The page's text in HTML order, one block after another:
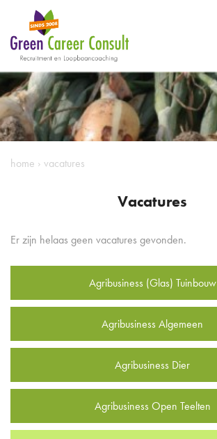
home › vacatures
Vacatures
Er zijn helaas geen vacatures gevonden.
Agribusiness (Glas) Tuinbouw
Agribusiness Algemeen
Agribusiness Dier
Agribusiness Open Teelten